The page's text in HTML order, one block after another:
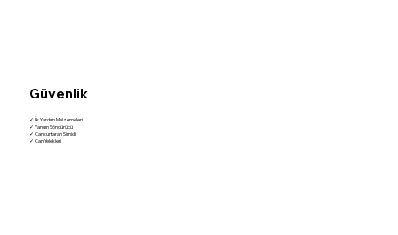
Güvenlik
✓ İlk Yardım Malzemeleri
✓ Yangın Söndürücü
✓ Cankurtaran Simidi
✓ Can Yelekleri